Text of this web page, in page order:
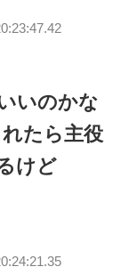
いのかな
たら主役
けど